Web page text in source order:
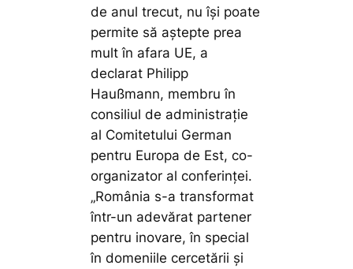
de anul trecut, nu își poate
permite să aștepte prea
mult în afara UE, a
declarat Philipp
Haußmann, membru în
consiliul de administrație
al Comitetului German
pentru Europa de Est, co-
organizator al conferinței.
„România s-a transformat
într-un adevărat partener
pentru inovare, în special
în domeniile cercetării și